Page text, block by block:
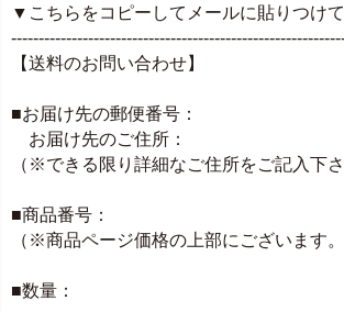
▼こちらをコピーしてメールに貼りつけ
【送料のお問い合わせ】
■お届け先の郵便番号：
お届け先のご住所：
（※できる限り詳細なご住所をご記入下さ
■商品番号：
（※商品ページ価格の上部にございます。
■数量：